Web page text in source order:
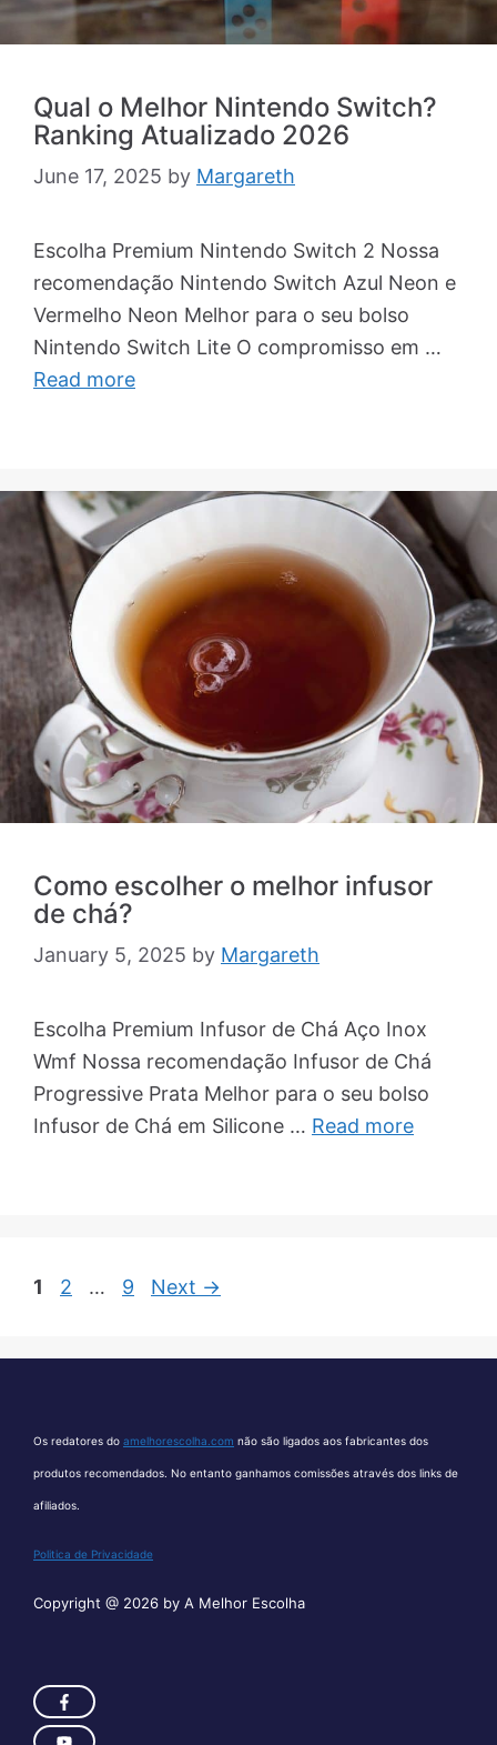
Qual o Melhor Nintendo Switch?
Ranking Atualizado 2026
June 17, 2025 by Margareth
Escolha Premium Nintendo Switch 2 Nossa
recomendação Nintendo Switch Azul Neon e
Vermelho Neon Melhor para o seu bolso
Nintendo Switch Lite O compromisso em …
Read more
Como escolher o melhor infusor
de chá?
January 5, 2025 by Margareth
Escolha Premium Infusor de Chá Aço Inox
Wmf Nossa recomendação Infusor de Chá
Progressive Prata Melhor para o seu bolso
Infusor de Chá em Silicone … Read more
Page
1 Page
2 … Page
9 Next →
Os redatores do amelhorescolha.com não são ligados aos fabricantes dos
produtos recomendados. No entanto ganhamos comissões através dos links de
afiliados.
Politica de Privacidade
Copyright @ 2026 by A Melhor Escolha